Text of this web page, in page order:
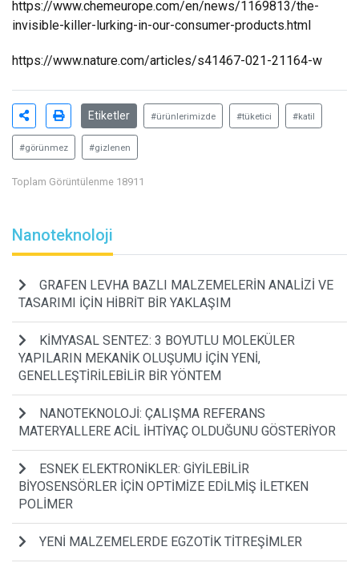
https://www.chemeurope.com/en/news/1169813/the-
invisible-killer-lurking-in-our-consumer-products.html
https://www.nature.com/articles/s41467-021-21164-w
Etiketler #ürünlerimizde #tüketici #katil
#görünmez #gizlenen
Toplam Görüntülenme 18911
Nanoteknoloji
GRAFEN LEVHA BAZLI MALZEMELERİN ANALİZİ VE
TASARIMI İÇİN HİBRİT BİR YAKLAŞIM
KİMYASAL SENTEZ: 3 BOYUTLU MOLEKÜLER
YAPILARIN MEKANİK OLUŞUMU İÇİN YENİ,
GENELLEŞTİRİLEBİLİR BİR YÖNTEM
NANOTEKNOLOJİ: ÇALIŞMA REFERANS
MATERYALLERE ACİL İHTİYAÇ OLDUĞUNU GÖSTERİYOR
ESNEK ELEKTRONİKLER: GİYİLEBİLİR
BİYOSENSÖRLER İÇİN OPTİMİZE EDİLMİŞ İLETKEN
POLİMER
YENİ MALZEMELERDE EGZOTİK TİTREŞİMLER